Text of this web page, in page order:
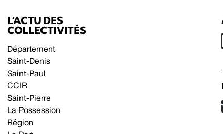
L’ACTU DES
COLLECTIVITÉS
Département
Saint-Denis
Saint-Paul
CCIR
Saint-Pierre
La Possession
Région